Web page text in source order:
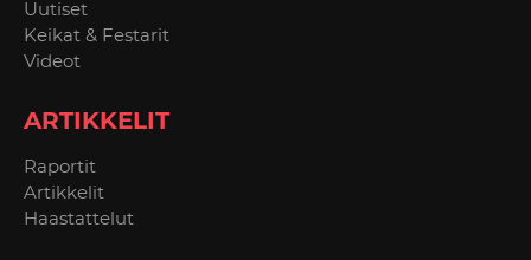
Uutiset
Keikat & Festarit
Videot
ARTIKKELIT
Raportit
Artikkelit
Haastattelut